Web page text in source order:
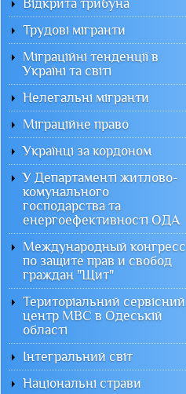
Відкрита трибуна
Трудові мігранти
Міграційні тенденції в
Україні та світі
Нелегальні мігранти
Міграційне право
Українці за кордоном
У Департаменті житлово-
комунального
господарства та
енергоефективності ОДА
Международный конгресс
по защите прав и свобод
граждан "Щит"
Територіальний сервісний
центр МВС в Одеській
області
Інтегральний світ
Національні страви